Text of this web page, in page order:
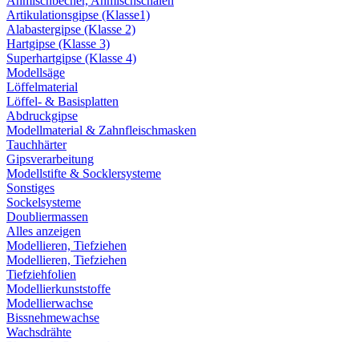
Artikulationsgipse (Klasse1)
Alabastergipse (Klasse 2)
Hartgipse (Klasse 3)
Superhartgipse (Klasse 4)
Modellsäge
Löffelmaterial
Löffel- & Basisplatten
Abdruckgipse
Modellmaterial & Zahnfleischmasken
Tauchhärter
Gipsverarbeitung
Modellstifte & Socklersysteme
Sonstiges
Sockelsysteme
Doubliermassen
Alles anzeigen
Modellieren, Tiefziehen
Modellieren, Tiefziehen
Tiefziehfolien
Modellierkunststoffe
Modellierwachse
Bissnehmewachse
Wachsdrähte